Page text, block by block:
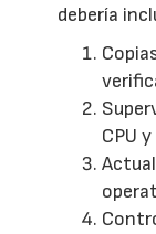
debería
CPU